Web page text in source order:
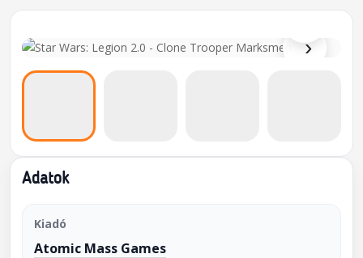
›
⌕
Adatok
Kiadó
Atomic Mass Games